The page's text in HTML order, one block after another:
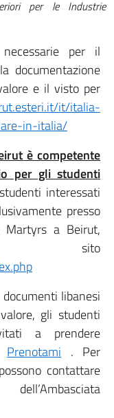
per le Industrie
per il
documentazione
e il visto per
it/italia-
in-italia/
è competente
per gli studenti
interessati
presso
Martyrs a Beirut,
al sito
libanesi
gli studenti
a prendere
Prenotami . Per
contattare